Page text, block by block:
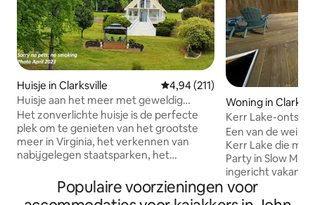
Huisje in Clarksville Gemiddelde beoordeling van
4,94 (211)
Huisje aan het meer met geweldig
uitzicht en gebruik van het dok
Het zonverlichte huisje is de perfecte
plek om te genieten van het grootste
meer in Virginia, het verkennen van
nabijgelegen staatsparken, het
nabijgelegen brouwerijen/wijnhuizen.
Het huisje biedt een open uitzicht op het
Woning in
Kerr Lake-
toegang tot het
Een van de
Kerr Lake die
Party in Slow
ingericht
met 3
buurt van
Populaire voorzieningen voor